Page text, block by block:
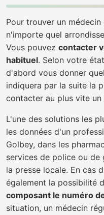
Pour trouver un
n'importe quel
Vous pouvez contacter
habituel. Selon votre
d'abord vous donner
indiquera par la suite la
contacter au plus vite
L'une des solutions les
les données d'un
Golbey, dans les
services de police ou de
la presse locale. En cas
également la possibilité
composant le numéro
situation, un médecin